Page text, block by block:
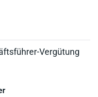
Vergütung